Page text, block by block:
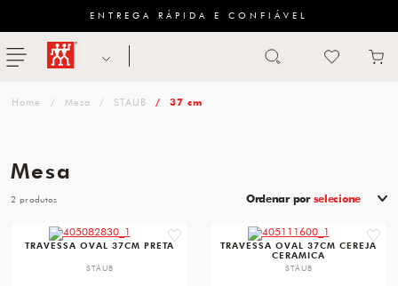
ENTREGA RÁPIDA E CONFIÁVEL
menu ZWILLING
MESA
Mesa STAUB 37 cm
Mesa
Ordenar por selecione
2
favorite
TRAVESSA OVAL 37CM PRETA
STAUB
TRAVESSA OVAL 37CM CEREJA
CERAMICA
STAUB